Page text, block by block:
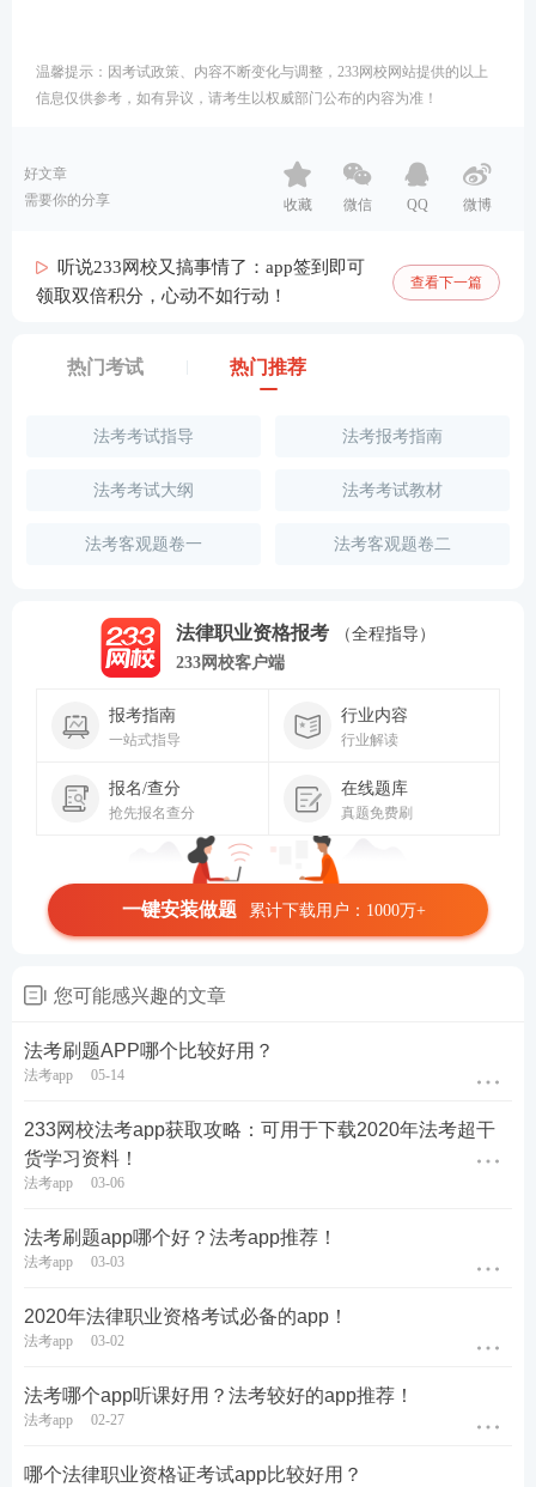
温馨提示：因考试政策、内容不断变化与调整，233网校网站提供的以上
信息仅供参考，如有异议，请考生以权威部门公布的内容为准！
好文章
需要你的分享
收藏 微信 QQ 微博
听说233网校又搞事情了：app签到即可
领取双倍积分，心动不如行动！
查看下一篇
热门考试 热门推荐
法考考试指导 法考报考指南
法考考试大纲 法考考试教材
法考客观题卷一 法考客观题卷二
法律职业资格报考
（全程指导）
233网校客户端
报考指南
一站式指导
行业内容
行业解读
报名/查分
抢先报名查分
在线题库
真题免费刷
一键安装做题 累计下载用户：1000万+
您可能感兴趣的文章
法考刷题APP哪个比较好用？
法考app 05-14
233网校法考app获取攻略：可用于下载2020年法考超干
货学习资料！
法考app 03-06
法考刷题app哪个好？法考app推荐！
法考app 03-03
2020年法律职业资格考试必备的app！
法考app 03-02
法考哪个app听课好用？法考较好的app推荐！
法考app 02-27
哪个法律职业资格证考试app比较好用？